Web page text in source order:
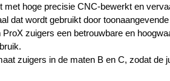
met hoge precisie CNC-bewerkt en
dat wordt gebruikt door
zuigers een betrouwbare en
zuigers in de maten B en C, zodat